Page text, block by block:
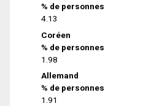
% de personnes
4.13
Coréen
% de personnes
1.98
Allemand
% de personnes
1.91